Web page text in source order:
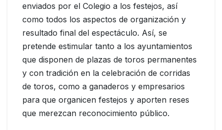
enviados por el Colegio a los festejos, así
como todos los aspectos de organización y
resultado final del espectáculo. Así, se
pretende estimular tanto a los ayuntamientos
que disponen de plazas de toros permanentes
y con tradición en la celebración de corridas
de toros, como a ganaderos y empresarios
para que organicen festejos y aporten reses
que merezcan reconocimiento público.